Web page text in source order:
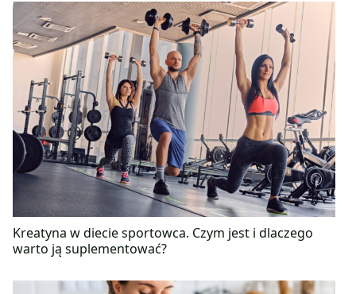
Kreatyna w diecie sportowca. Czym jest i dlaczego
warto ją suplementować?